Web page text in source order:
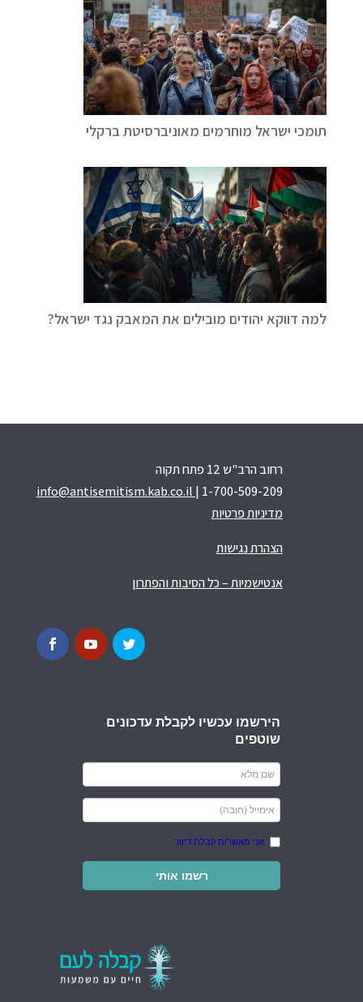
תומכי ישראל מוחרמים מאוניברסיטת ברקלי
למה דווקא יהודים מובילים את המאבק נגד ישראל?
רחוב הרב"ש 12 פתח תקוה
info@antisemitism.kab.co.il | 1-700-509-209
מדיניות פרטיות
הצהרת נגישות
אנטישמיות – כל הסיבות והפתרון
הירשמו עכשיו לקבלת עדכונים
שוטפים
אני מאשר/ת קבלת דיוור
רשמו אותי